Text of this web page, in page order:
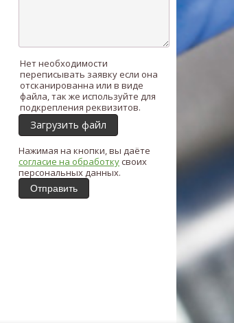
Нет необходимости
переписывать заявку если она
отсканированна или в виде
файла, так же используйте для
подкрепления реквизитов.
Загрузить файл
Нажимая на кнопки, вы даёте
согласие на обработкусвоих
персональных данных.
Отправить